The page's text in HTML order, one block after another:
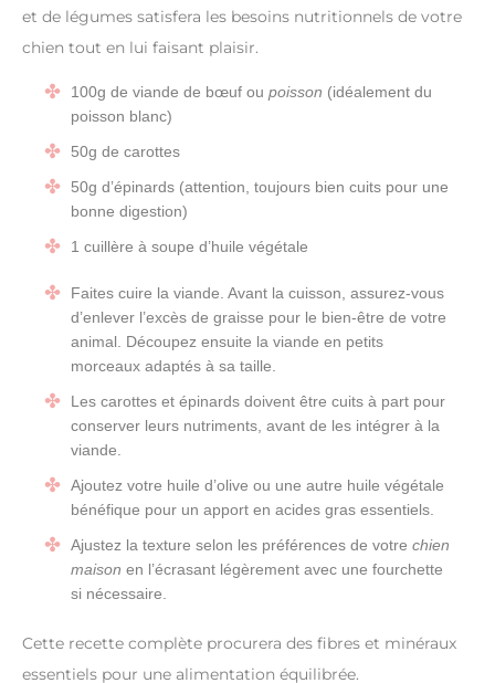
et de légumes satisfera les besoins nutritionnels de votre
chien tout en lui faisant plaisir.
100g de viande de bœuf ou poisson (idéalement du
poisson blanc)
50g de carottes
50g d’épinards (attention, toujours bien cuits pour une
bonne digestion)
1 cuillère à soupe d’huile végétale
Faites cuire la viande. Avant la cuisson, assurez-vous
d’enlever l’excès de graisse pour le bien-être de votre
animal. Découpez ensuite la viande en petits
morceaux adaptés à sa taille.
Les carottes et épinards doivent être cuits à part pour
conserver leurs nutriments, avant de les intégrer à la
viande.
Ajoutez votre huile d’olive ou une autre huile végétale
bénéfique pour un apport en acides gras essentiels.
Ajustez la texture selon les préférences de votre chien
maison en l’écrasant légèrement avec une fourchette
si nécessaire.
Cette recette complète procurera des fibres et minéraux
essentiels pour une alimentation équilibrée.